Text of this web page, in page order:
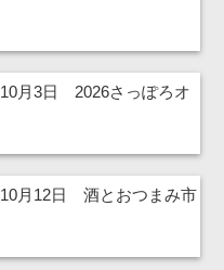
月3日 2026さっぽろオ
10月12日 酒とおつまみ市